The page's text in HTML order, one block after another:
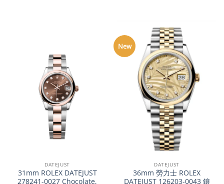
DATEJUST
31mm ROLEX DATEJUST
278241-0027 Chocolate,
New
DATEJUST
36mm 勞力士 ROLEX
DATEJUST 126203-0043 鑲